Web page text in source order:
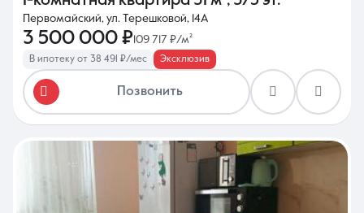
Первомайский, ул. Терешковой, 14А
3 500 000 ₽109 717 ₽/м²
В ипотеку от 38 491 ₽/мес Эксклюзив
Позвонить